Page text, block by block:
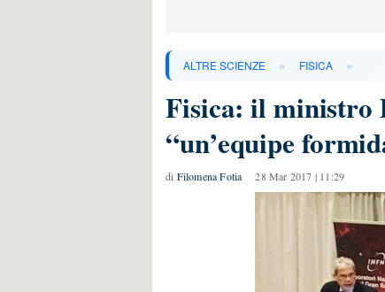
ALTRE SCIENZE » FISICA »
Fisica: il ministro
“un’equipe
di Filomena Fotia 28 Mar 2017 | 11:29